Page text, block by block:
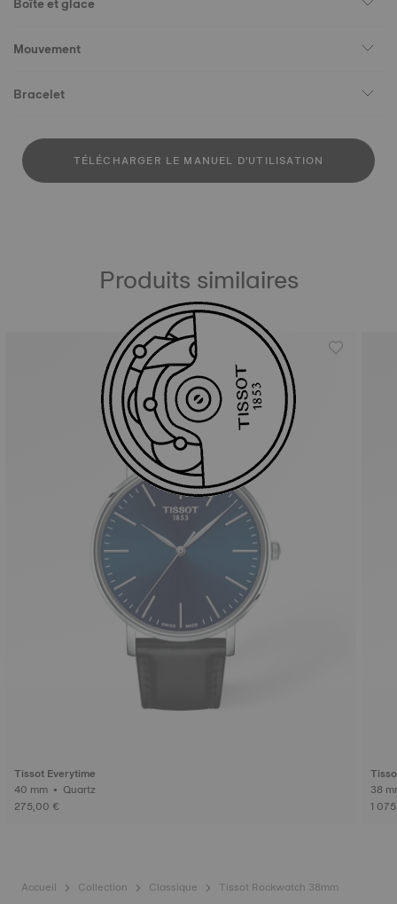
Mouvement
Bracelet
TÉLÉCHARGER LE MANUEL D'UTILISATION
Produits similaires
Tissot Everytime
40 mm • Quartz
275,00 €
1
Accueil Collection Classique Tissot Rockwatch 38mm